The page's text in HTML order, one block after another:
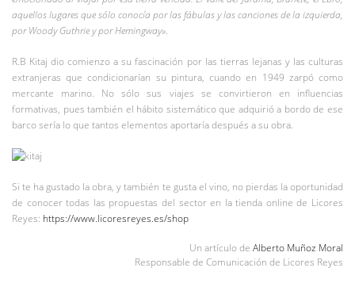
aquellos lugares que sólo conocía por las fábulas y las canciones de la izquierda,
por Woody Guthrie y por Hemingway».
R.B Kitaj dio comienzo a su fascinación por las tierras lejanas y las culturas
extranjeras que condicionarían su pintura, cuando en 1949 zarpó como
mercante marino. No sólo sus viajes se convirtieron en influencias
formativas, pues también el hábito sistemático que adquirió a bordo de ese
barco sería lo que tantos elementos aportaría después a su obra.
Si te ha gustado la obra, y también te gusta el vino, no pierdas la oportunidad
de conocer todas las propuestas del sector en la tienda online de Licores
Reyes: https://www.licoresreyes.es/shop
Un artículo de Alberto Muñoz Moral
Responsable de Comunicación de Licores Reyes